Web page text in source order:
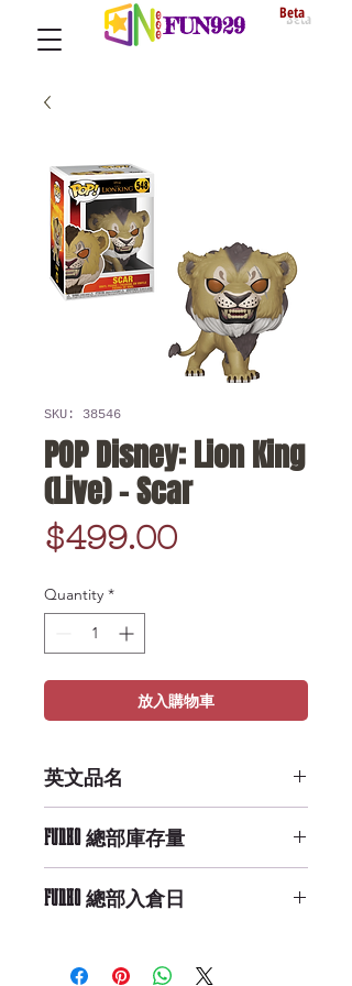
FUN929 Beta
SKU: 38546
POP Disney: Lion King
(Live) - Scar
$499.00Price
Quantity *
放入購物車
英文品名
Scar
FUNKO 總部庫存量
FUNKO 總部入倉日